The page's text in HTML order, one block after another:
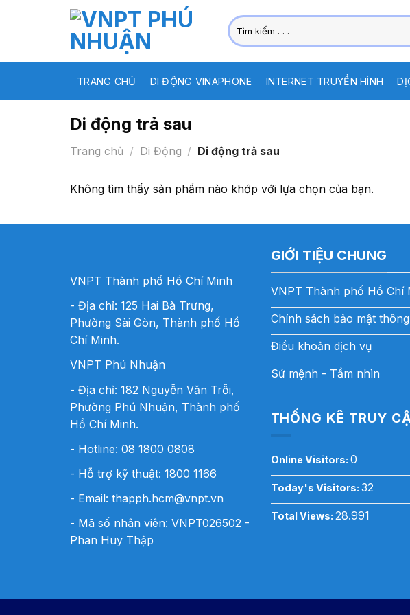
Tìm
kiếm:
TRANG CHỦ DI ĐỘNG VINAPHONE INTERNET TRUYỀN HÌNH
Di động trả sau
Trang chủ / Di Động / Di động trả sau
Không tìm thấy sản phẩm nào khớp với lựa chọn của bạn.
VNPT Thành phố Hồ Chí Minh
- Địa chỉ: 125 Hai Bà Trưng,
Phường Sài Gòn, Thành phố Hồ
Chí Minh.
VNPT Phú Nhuận
- Địa chỉ: 182 Nguyễn Văn Trỗi,
Phường Phú Nhuận, Thành phố
Hồ Chí Minh.
- Hotline: 08 1800 0808
- Hỗ trợ kỹ thuật: 1800 1166
- Email: thapph.hcm@vnpt.vn
- Mã số nhân viên: VNPT026502 -
Phan Huy Thập
GIỚI TIỆU CHUNG
VNPT Thành phố Hồ Chí
Chính sách bảo mật
Điều khoản dịch vụ
Sứ mệnh - Tầm nhìn
THỐNG KÊ TRUY
Online Visitors: 0
Today's Visitors: 32
Total Views: 28.991